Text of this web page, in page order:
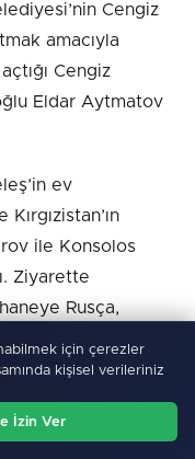
Cengiz
amacıyla
Cengiz
Eldar Aytmatov
ev
ile Konsolos
Ziyarette
Rusça,
daha önce
belirtilen eserler
için çerezler
kişisel verileriniz
İzin Ver
Ara Menü